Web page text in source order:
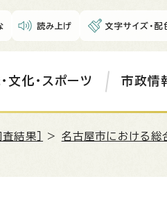
読み上げ 文字サイズ・配
文化・スポーツ 市政情
結果］ > 名古屋市における総